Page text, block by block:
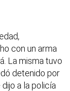
con un arma
La misma tuvo
detenido por
a la policía